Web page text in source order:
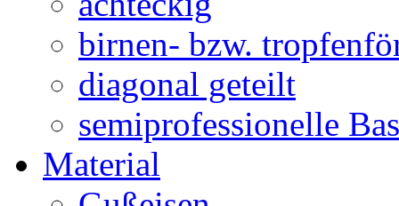
birnen- bzw.
diagonal geteilt
semiprofessionelle
Material